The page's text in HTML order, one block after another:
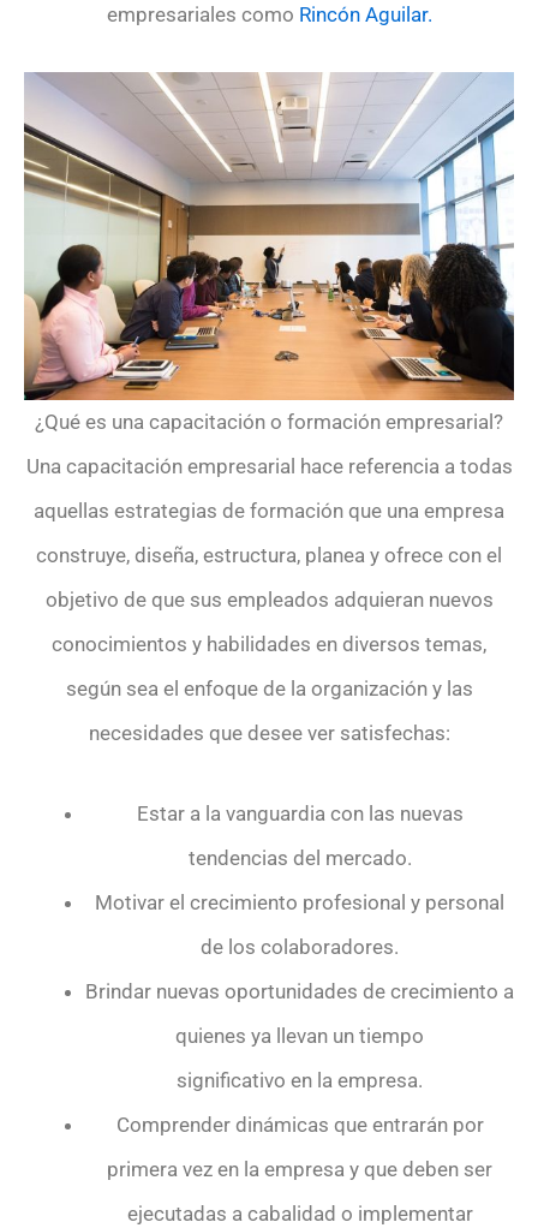
empresariales como Rincón Aguilar.
¿Qué es una capacitación o formación empresarial?
Una capacitación empresarial hace referencia a todas
aquellas estrategias de formación que una empresa
construye, diseña, estructura, planea y ofrece con el
objetivo de que sus empleados adquieran nuevos
conocimientos y habilidades en diversos temas,
según sea el enfoque de la organización y las
necesidades que desee ver satisfechas:
Estar a la vanguardia con las nuevas
tendencias del mercado.
Motivar el crecimiento profesional y personal
de los colaboradores.
Brindar nuevas oportunidades de crecimiento a
quienes ya llevan un tiempo
significativo en la empresa.
Comprender dinámicas que entrarán por
primera vez en la empresa y que deben ser
ejecutadas a cabalidad o implementar